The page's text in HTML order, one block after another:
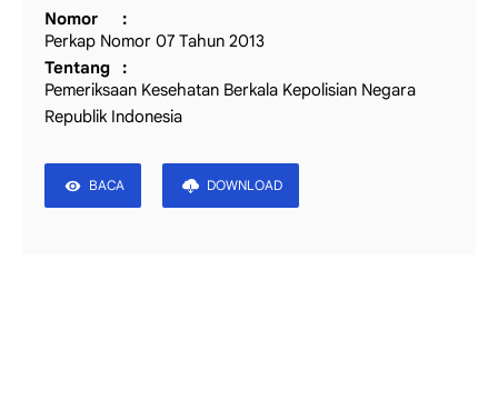
Nomor
Perkap Nomor 07 Tahun 2013
Tentang
Pemeriksaan Kesehatan Berkala Kepolisian Negara
Republik Indonesia
BACA DOWNLOAD